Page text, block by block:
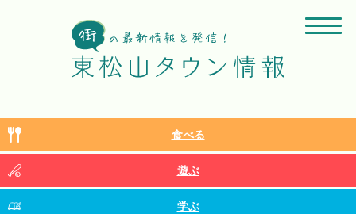
食べる
遊ぶ
学ぶ